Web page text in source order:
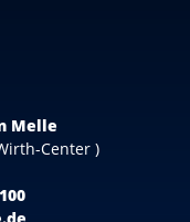
Melle
Center )